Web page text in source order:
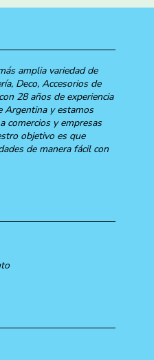
amplia variedad de
Deco, Accesorios de
28 años de experiencia
Argentina y estamos
comercios y empresas
objetivo es que
de manera fácil con